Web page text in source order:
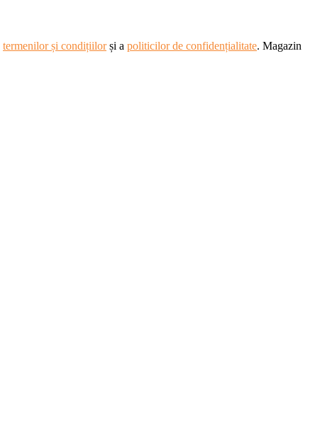
termenilor și condițiilorși a politicilor de confidențialitate. Magazin